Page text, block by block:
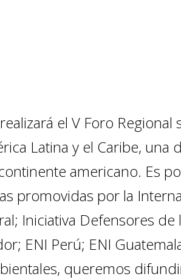
el V Foro Regional
Latina y el Caribe, una
americano. Es
promovidas por la
Iniciativa Defensores
ENI Perú; ENI
queremos